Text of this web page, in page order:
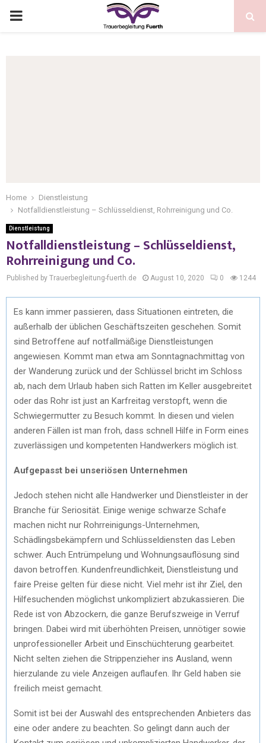
Home
Dienstleistung
Notfalldienstleistung – Schlüsseldienst, Rohrreinigung und Co.
Dienstleistung
Notfalldienstleistung – Schlüsseldienst,
Rohrreinigung und Co.
Published by Trauerbegleitung-fuerth.de August 10, 2020 0 1244
Es kann immer passieren, dass Situationen eintreten, die
außerhalb der üblichen Geschäftszeiten geschehen. Somit
sind Betroffene auf notfallmäßige Dienstleistungen
angewiesen. Kommt man etwa am Sonntagnachmittag von
der Wanderung zurück und der Schlüssel bricht im Schloss
ab, nach dem Urlaub haben sich Ratten im Keller ausgebreitet
oder das Rohr ist just an Karfreitag verstopft, wenn die
Schwiegermutter zu Besuch kommt. In diesen und vielen
anderen Fällen ist man froh, dass schnell Hilfe in Form eines
zuverlässigen und kompetenten Handwerkers möglich ist.
Aufgepasst bei unseriösen Unternehmen
Jedoch stehen nicht alle Handwerker und Dienstleister in der
Branche für Seriosität. Einige wenige schwarze Schafe
machen nicht nur Rohrreinigungs-Unternehmen,
Schädlingsbekämpfern und Schlüsseldiensten das Leben
schwer. Auch Entrümpelung und Wohnungsauflösung sind
davon betroffen. Kundenfreundlichkeit, Dienstleistung und
faire Preise gelten für diese nicht. Viel mehr ist ihr Ziel, den
Hilfesuchenden möglichst unkompliziert abzukassieren. Die
Rede ist von Abzockern, die ganze Berufszweige in Verruf
bringen. Dabei wird mit überhöhten Preisen, unnötiger sowie
unprofessioneller Arbeit und Einschüchterung gearbeitet.
Nicht selten ziehen die Strippenzieher ins Ausland, wenn
hierzulande zu viele Anzeigen auflaufen. Ihr Geld haben sie
freilich meist gemacht.
Somit ist bei der Auswahl des entsprechenden Anbieters das
eine oder andere zu beachten. So gelingt dann auch der